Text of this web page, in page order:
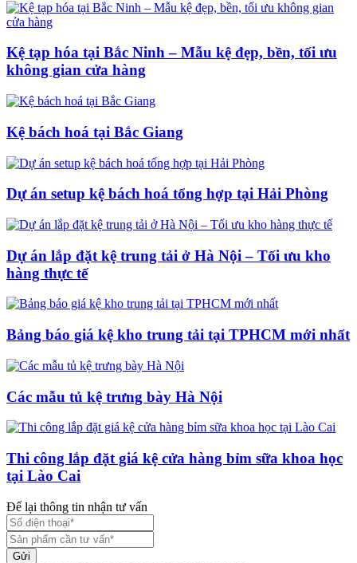
Kệ tạp hóa tại Bắc Ninh – Mẫu kệ đẹp, bền, tối ưu
không gian cửa hàng
Kệ bách hoá tại Bắc Giang
Dự án setup kệ bách hoá tổng hợp tại Hải Phòng
Dự án lắp đặt kệ trung tải ở Hà Nội – Tối ưu kho
hàng thực tế
Bảng báo giá kệ kho trung tải tại TPHCM mới nhất
Các mẫu tủ kệ trưng bày Hà Nội
Thi công lắp đặt giá kệ cửa hàng bỉm sữa khoa học
tại Lào Cai
Để lại thông tin nhận tư vấn
Gửi